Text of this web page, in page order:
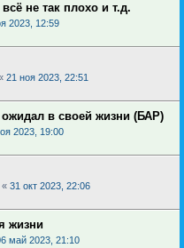
не так плохо и т.д.
2023, 12:59
21 ноя 2023, 22:51
в своей жизни (БАР)
2023, 19:00
« 31 окт 2023, 22:06
жизни
май 2023, 21:10